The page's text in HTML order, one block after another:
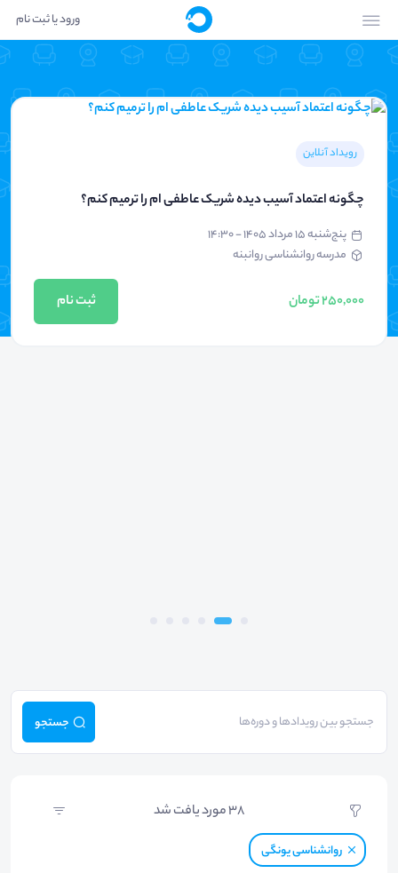
ورود یا ثبت نام
رویداد آنلاین
چگونه اعتماد آسیب دیده شریک عاطفی ام را ترمیم کنم؟
پنج‌شنبه ۱۵ مرداد ۱۴۰۵ - ۱۴:۳۰
مدرسه روانشناسی روانبنه
250,000 تومان ثبت نام
جستجو
38مورد یافت شد
روانشناسی یونگی